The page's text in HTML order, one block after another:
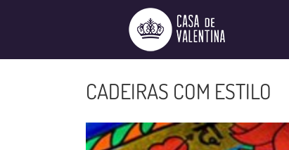
CADEIRAS COM ESTILO